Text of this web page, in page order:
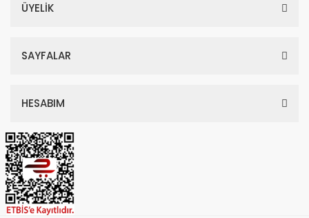
ÜYELİK
SAYFALAR
HESABIM